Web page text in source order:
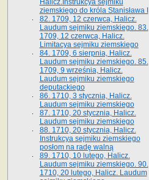
Halicz.Instrukcya sejmiku
ziemskiego do króla Stanisława I
82. 1709, 12 czerwca, Halicz.
Laudum sejmiku ziemskiego. 83.
1709, 12 czerwca, Halicz.
Limitacya sejmiku ziemskiego
84. 1709, 6 sierpnia, Halicz.
Laudum sejmiku ziemskiego. 85.
1709, 9 września, Halicz.
Laudum sejmiku ziemskiego
deputackiego
86. 1710, 3 stycznia, Halicz.
Laudum sejmiku ziemskiego
87. 1710, 20 stycznia, Halicz.
Laudum sejmiku ziemskiego
88. 1710, 20 stycznia, Halicz.
Instrukcya sejmiku ziemskiego
posłom na radę walną
89. 1710, 10 lutego, Halicz.
Laudum sejmiku ziemskiego. 90.
1710, 20 lutego, Halicz. Laudum